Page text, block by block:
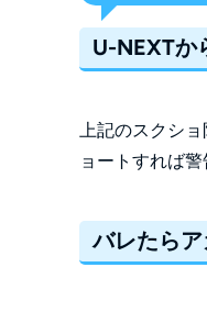
U-NEXTか
上記のスクシ
ョートすれば
バレたら